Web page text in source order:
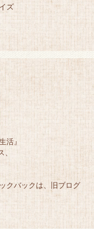
ズ
活』
クバックは、旧ブログ